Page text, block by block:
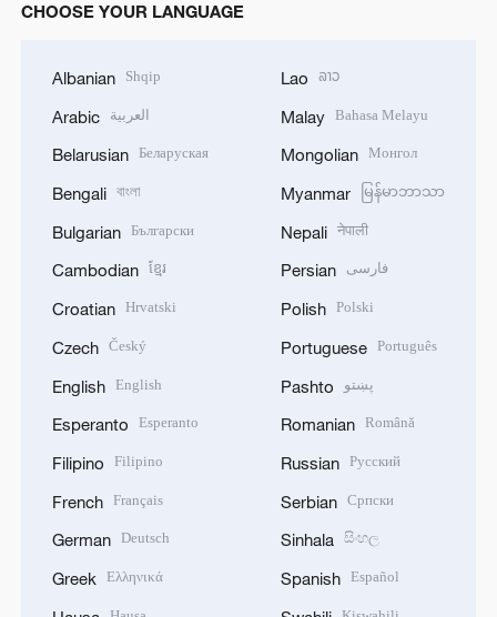
CHOOSE YOUR LANGUAGE
Albanian Shqip
Arabic العربية
Belarusian Беларуская
Bengali বাংলা
Bulgarian Български
Cambodian ខ្មែរ
Croatian Hrvatski
Czech Český
English English
Esperanto Esperanto
Filipino Filipino
French Français
German Deutsch
Greek Ελληνικά
Lao ລາວ
Malay Bahasa Melayu
Mongolian Монгол
Myanmar မြန်မာဘာသာ
Nepali नेपाली
Persian فارسی
Polish Polski
Portuguese Português
Pashto پښتو
Romanian Română
Russian Русский
Serbian Српски
Sinhala සිංහල
Spanish Español